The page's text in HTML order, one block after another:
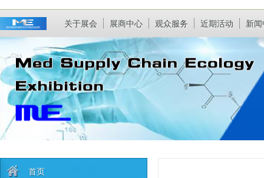
关于展会 展商中心 观众服务 近期活动 新
首页